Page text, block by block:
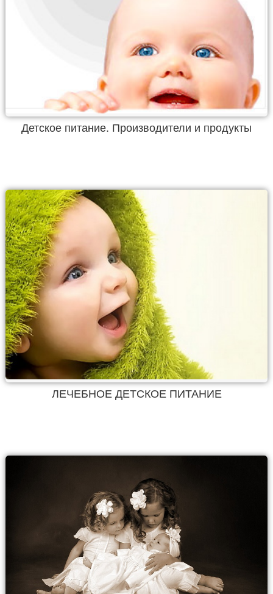
Детское питание. Производители и продукты
ЛЕЧЕБНОЕ ДЕТСКОЕ ПИТАНИЕ